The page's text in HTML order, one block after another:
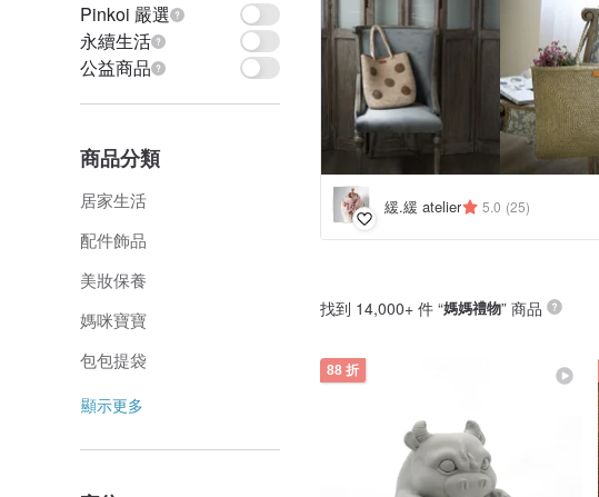
Pinkoi 嚴選
永續生活
公益商品
商品分類
居家生活
配件飾品
美妝保養
媽咪寶寶
包包提袋
顯示更多
緩.緩 atelier 5.0 (25)
找到 14,000+ 件 “媽媽禮物” 商品
88 折